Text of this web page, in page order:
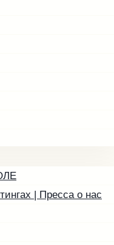
| Пресса о нас